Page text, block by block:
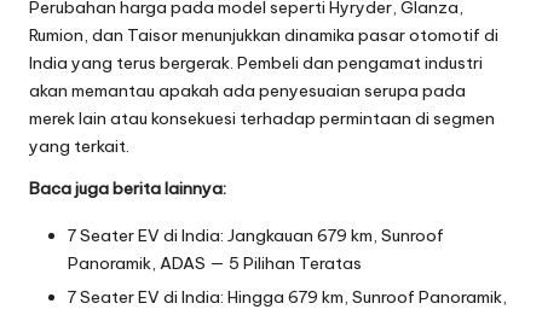
Perubahan harga pada model seperti Hyryder, Glanza,
Rumion, dan Taisor menunjukkan dinamika pasar otomotif di
India yang terus bergerak. Pembeli dan pengamat industri
akan memantau apakah ada penyesuaian serupa pada
merek lain atau konsekuesi terhadap permintaan di segmen
yang terkait.
Baca juga berita lainnya:
7 Seater EV di India: Jangkauan 679 km, Sunroof
Panoramik, ADAS — 5 Pilihan Teratas
7 Seater EV di India: Hingga 679 km, Sunroof Panoramik,